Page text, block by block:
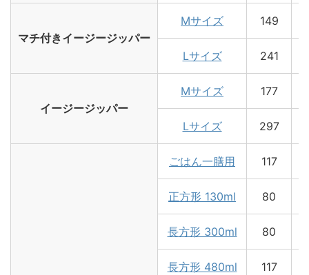
マチ付きイージージッパー
Mサイズ 149
Lサイズ 241
イージージッパー
Mサイズ 177
Lサイズ 297
ごはん一膳用 117
正方形 130ml 80
長方形 300ml 80
長方形 480ml 117